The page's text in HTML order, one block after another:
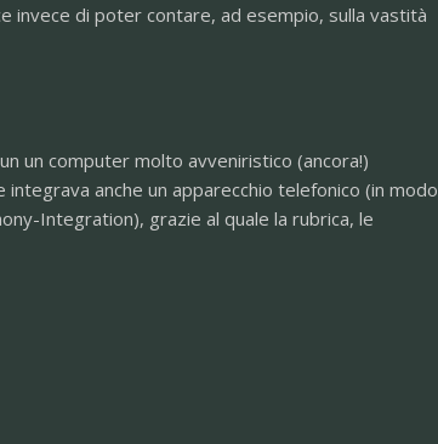
invece di poter contare, ad esempio, sulla vastità
un computer molto avveniristico (ancora!)
anche un apparecchio telefonico (in modo
Integration), grazie al quale la rubrica, le